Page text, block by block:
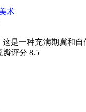
术
是一种充满期冀和
瓣评分 8.5